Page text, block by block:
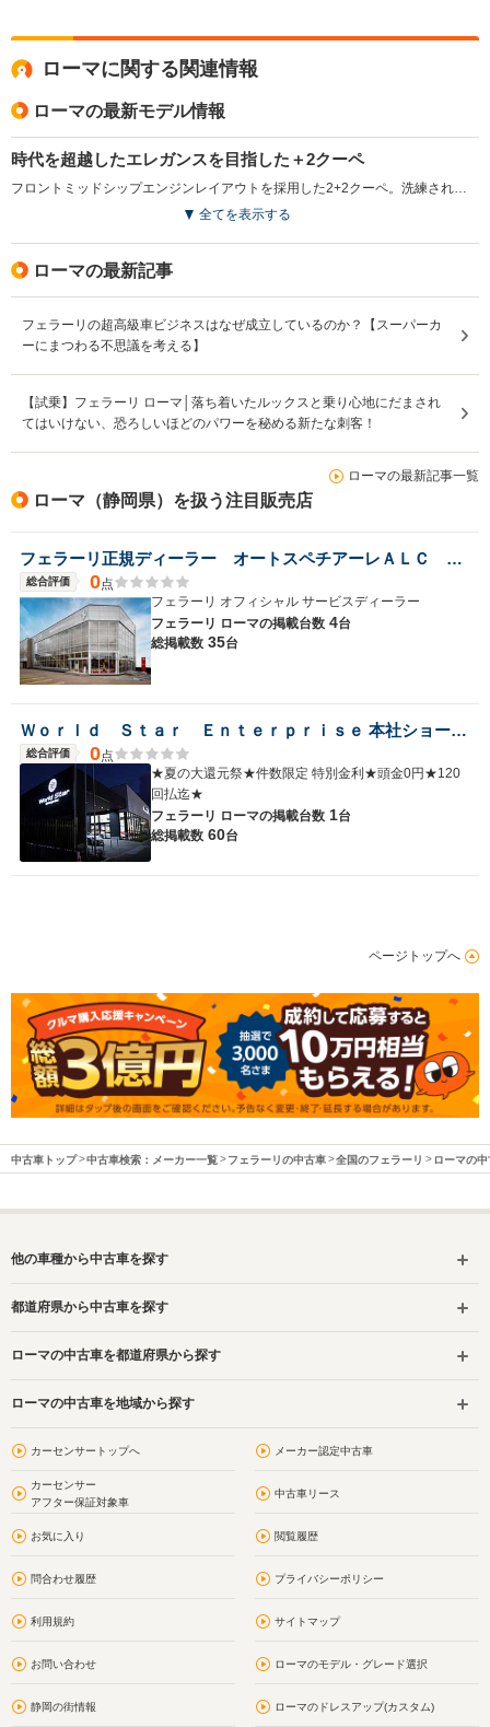
ローマに関する関連情報
ローマの最新モデル情報
時代を超越したエレガンスを目指した＋2クーペ
フロントミッドシップエンジンレイアウトを採用した2+2クーペ。洗練されたプロポーションと時代を超越したデザインに加え、比類のないパフォーマンスとハンドリングも実現させている。独自のパフォーマンスとスタイルは、1950～60年代のローマを特徴づけるような、気ままで楽しい当時の生活スタイルを表現したもの。エンジンは、最高出力620ps／最大トルク760N・mを発生する、3.8L V8ターボで、新設計の8速デュアルクラッチミッションとの組み合わせで、0-100km/h加速3.4秒、最高速度320km/hを実現している。リアウインドウに組み込まれた可動式のリアスポイラーが圧倒的なダウンフォースを確保。セグメントで最も優れたパワーウェイトレシオを誇る。（2020.4）
全てを表示する
ローマの最新記事
フェラーリの超高級車ビジネスはなぜ成立しているのか？【スーパーカ
ーにまつわる不思議を考える】
【試乗】フェラーリ ローマ│落ち着いたルックスと乗り心地にだまされ
てはいけない、恐ろしいほどのパワーを秘める新たな刺客！
ローマの最新記事一覧
ローマ（静岡県）を扱う注目販売店
フェラーリ正規ディーラー オートスペチアーレＡＬＣ ＭＯＴＯＲＳ ＧＲＯＵＰ
総合評価 0点
フェラーリ オフィシャル サービスディーラー
フェラーリ ローマの掲載台数 4台
総掲載数 35台
Ｗｏｒｌｄ Ｓｔａｒ Ｅｎｔｅｒｐｒｉｓｅ 本社ショールーム
総合評価 0点
★夏の大還元祭★件数限定 特別金利★頭金0円★120
回払迄★
フェラーリ ローマの掲載台数 1台
総掲載数 60台
ページトップへ
中古車トップ 中古車検索：メーカー一覧 フェラーリの中古車 全国のフェラーリ ローマの
他の車種から中古車を探す
都道府県から中古車を探す
ローマの中古車を都道府県から探す
ローマの中古車を地域から探す
カーセンサートップへ メーカー認定中古車
カーセンサー
アフター保証対象車
中古車リース
お気に入り 閲覧履歴
問合わせ履歴 プライバシーポリシー
利用規約 サイトマップ
お問い合わせ ローマのモデル・グレード選択
静岡の街情報 ローマのドレスアップ(カスタム)